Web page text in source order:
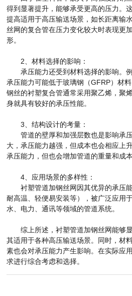
得到显著提升，能够承受更高的压力。
提高适用于高压输送场景，如长距离输
丝网的复合管在压力变化较大时表现更
形。
2、材料选择的影响：
承压能力还受到材料选择的影响。
承压能力可能低于玻璃钢（GFRP）材
钢丝的衬塑复合管通常采用聚乙烯，聚
身就具有较好的承压性能。
3、结构设计的考量：
管道的壁厚和加强层数也是影响承
大，承压能力越强，但成本也会相应上
承压能力，但也会增加管道的重量和成本
4、应用场景的多样性：
衬塑管道加钢丝网因其优异的承压
耐高温、轻便易安装等），被广泛应用
水、电力、通讯等领域的管道系统。
综上所述，衬塑管道加钢丝网能够
其适用于各种高压输送场景。同时，材
素也会对承压能力产生影响。在实际应
求进行综合考虑和选择。